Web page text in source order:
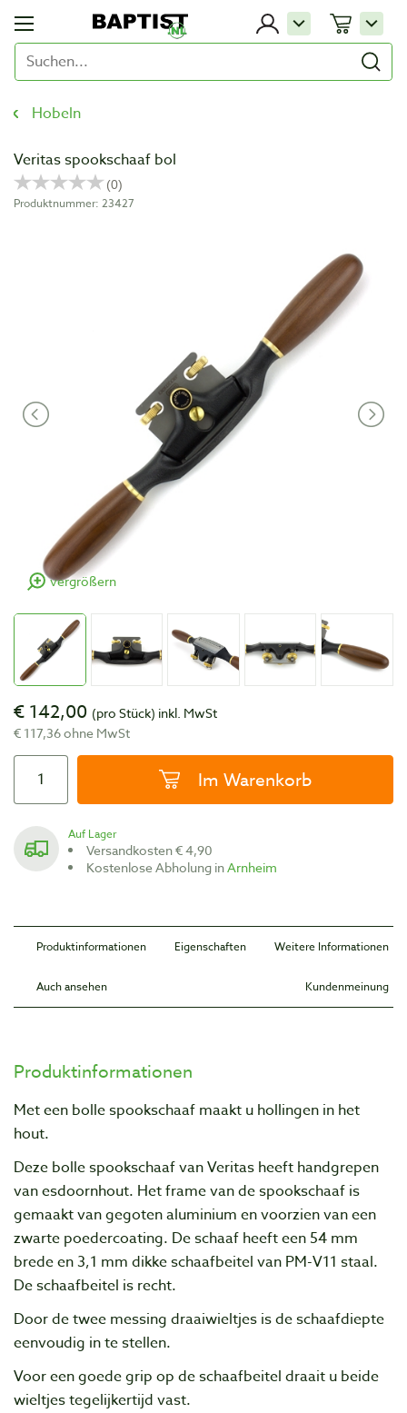
Hobeln
Veritas spookschaaf bol
Produktnummer: 23427
vergrößern
€ 142,00 (pro Stück) inkl. MwSt
€ 117,36 ohne MwSt
Im Warenkorb
Auf Lager
Versandkosten € 4,90
Kostenlose Abholung inArnheim
Produktinformationen Eigenschaften Weitere Informationen
Auch ansehen Kundenmeinung
Produktinformationen
Met een bolle spookschaaf maakt u hollingen in het
hout.
Deze bolle spookschaaf van Veritas heeft handgrepen
van esdoornhout. Het frame van de spookschaaf is
gemaakt van gegoten aluminium en voorzien van een
zwarte poedercoating. De schaaf heeft een 54 mm
brede en 3,1 mm dikke schaafbeitel van PM-V11 staal.
De schaafbeitel is recht.
Door de twee messing draaiwieltjes is de schaafdiepte
eenvoudig in te stellen.
Voor een goede grip op de schaafbeitel draait u beide
wieltjes tegelijkertijd vast.